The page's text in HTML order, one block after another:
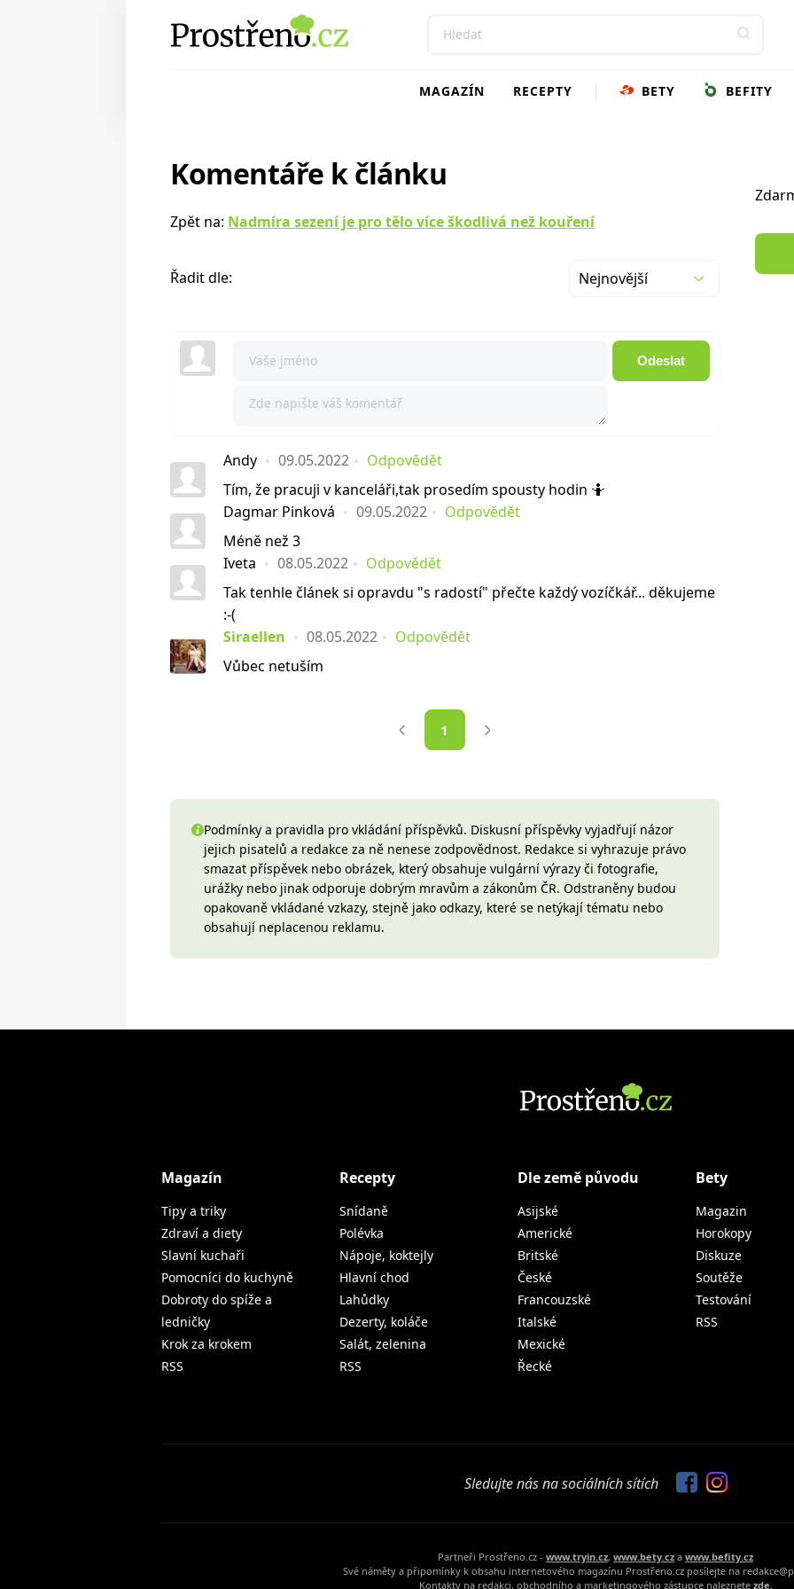
MAGAZÍN RECEPTY BETY BEFITY
Komentáře k článku
Zpět na: Nadmíra sezení je pro tělo více škodlivá než kouření
Řadit dle: Nejnovější
Odeslat
Andy 09.05.2022
Odpovědět
Tím, že pracuji v kanceláři,tak prosedím spousty hodin 🤷
Dagmar Pinková
09.05.2022
Odpovědět
Méně než 3
Iveta
08.05.2022
Odpovědět
Tak tenhle článek si opravdu "s radostí" přečte každý vozíčkář... děkujeme
:-(
Siraellen
08.05.2022
Odpovědět
Vůbec netuším
1
Podmínky a pravidla pro vkládání příspěvků. Diskusní příspěvky vyjadřují názor
jejich pisatelů a redakce za ně nenese zodpovědnost. Redakce si vyhrazuje právo
smazat příspěvek nebo obrázek, který obsahuje vulgární výrazy či fotografie,
urážky nebo jinak odporuje dobrým mravům a zákonům ČR. Odstraněny budou
opakovaně vkládané vzkazy, stejně jako odkazy, které se netýkají tématu nebo
obsahují neplacenou reklamu.
Magazín
Tipy a triky
Zdraví a diety
Slavní kuchaři
Pomocníci do kuchyně
Dobroty do spíže a
ledničky
Krok za krokem
RSS
Recepty
Snídaně
Polévka
Nápoje, koktejly
Hlavní chod
Lahůdky
Dezerty, koláče
Salát, zelenina
RSS
Dle země původu
Asijské
Americké
Britské
České
Francouzské
Italské
Mexické
Řecké
Bety
Magazin
Horokopy
Diskuze
Soutěže
Testování
RSS
Sledujte nás na sociálních sítích
Partneři Prostřeno.cz - www.tryin.cz, www.bety.cz a www.befity.cz
Své náměty a připomínky k obsahu internetového magazínu Prostřeno.cz posílejte na
Kontakty na redakci, obchodního a marketingového zástupce naleznete zde.